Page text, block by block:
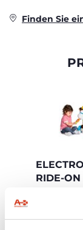
Finden Sie
RIDE-ON
used,